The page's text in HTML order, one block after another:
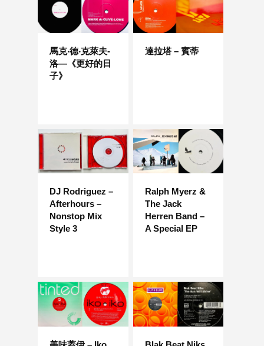
馬克‧德‧克萊夫-
洛—《更好的日
子》
達拉塔 – 賓蒂
DJ Rodriguez –
Afterhours –
Nonstop Mix
Style 3
Ralph Myerz &
The Jack
Herren Band –
A Special EP